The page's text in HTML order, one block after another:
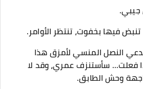
فيها بخفوت، تنتظر الأوامر.
النصل المنسي لأمزق هذا
فعلت... سأستنزف عمري، وقد لا
وحش الطابق.